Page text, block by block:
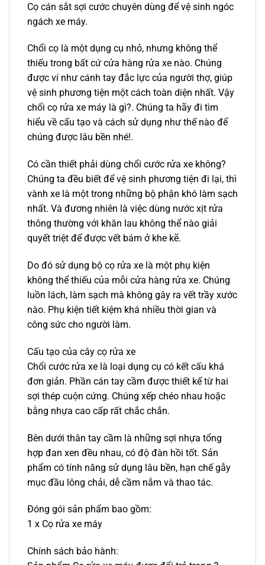
Cọ cán sắt sợi cước chuyên dùng để vệ sinh ngóc
ngách xe máy.
Chổi cọ là một dụng cụ nhỏ, nhưng không thể
thiếu trong bất cứ cửa hàng rửa xe nào. Chúng
được ví như cánh tay đắc lực của người thợ, giúp
vệ sinh phương tiện một cách toàn diện nhất. Vậy
chổi cọ rửa xe máy là gì?. Chúng ta hãy đi tìm
hiểu về cấu tạo và cách sử dụng như thế nào để
chúng được lâu bền nhé!.
Có cần thiết phải dùng chổi cước rửa xe không?
Chúng ta đều biết để vệ sinh phương tiện đi lại, thì
vành xe là một trong những bộ phận khó làm sạch
nhất. Và đương nhiên là việc dùng nước xịt rửa
thông thường với khăn lau không thể nào giải
quyết triệt để được vết bám ở khe kẽ.
Do đó sử dụng bộ cọ rửa xe là một phụ kiện
không thể thiếu của mỗi cửa hàng rửa xe. Chúng
luồn lách, làm sạch mà không gây ra vết trầy xước
nào. Phụ kiện tiết kiệm khá nhiều thời gian và
công sức cho người làm.
Cấu tạo của cây cọ rửa xe
Chổi cước rửa xe là loại dụng cụ có kết cấu khá
đơn giản. Phần cán tay cầm được thiết kế từ hai
sợi thép cuộn cứng. Chúng xếp chéo nhau hoặc
bằng nhựa cao cấp rất chắc chắn.
Bên dưới thân tay cầm là những sợi nhựa tổng
hợp đan xen đều nhau, có độ đàn hồi tốt. Sản
phẩm có tính năng sử dụng lâu bền, hạn chế gẫy
mục đầu lông chải, dễ cầm nắm và thao tác.
Đóng gói sản phẩm bao gồm:
1 x Cọ rửa xe máy
Chính sách bảo hành: